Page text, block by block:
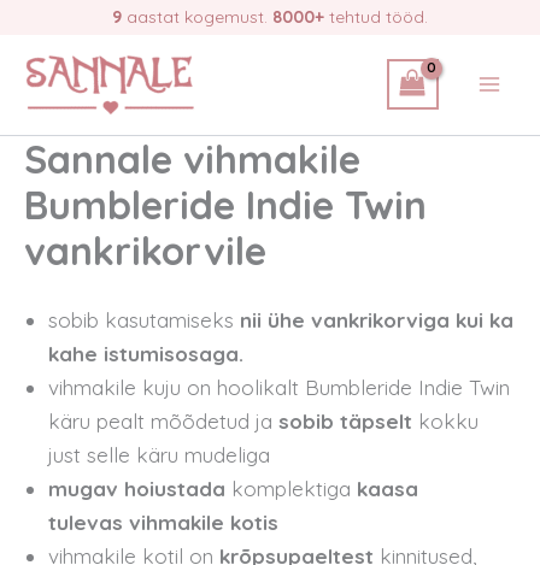
content
9 aastat kogemust. 8000+ tehtud tööd.
Sannale vihmakile
Bumbleride Indie Twin
vankrikorvile
sobib kasutamiseks nii ühe vankrikorviga kui ka
kahe istumisosaga.
vihmakile kuju on hoolikalt Bumbleride Indie Twin
käru pealt mõõdetud ja sobib täpselt kokku
just selle käru mudeliga
mugav hoiustada komplektiga kaasa
tulevas vihmakile kotis
vihmakile kotil on krõpsupaeltest kinnitused,